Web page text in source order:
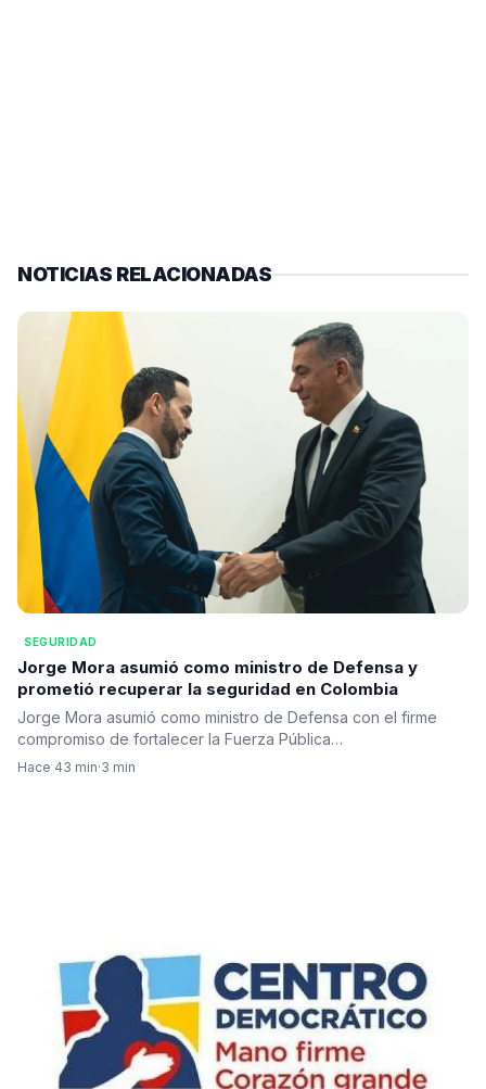
NOTICIAS RELACIONADAS
SEGURIDAD
Jorge Mora asumió como ministro de Defensa y
prometió recuperar la seguridad en Colombia
Jorge Mora asumió como ministro de Defensa con el firme
compromiso de fortalecer la Fuerza Pública…
Hace 43 min·3 min